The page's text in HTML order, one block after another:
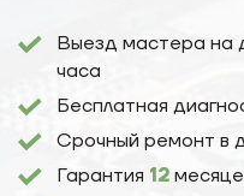
Выезд мастера на
часа
Бесплатная
Срочный ремонт в
Гарантия 12